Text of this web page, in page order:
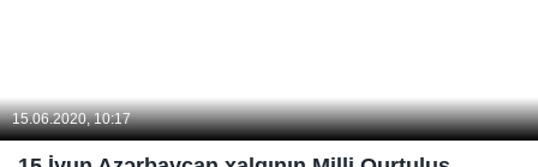
15.06.2020, 10:17